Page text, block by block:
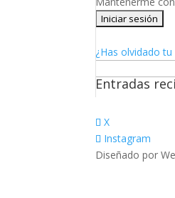
¿Has olvidado
Entradas
X
Instagram
Diseñado por